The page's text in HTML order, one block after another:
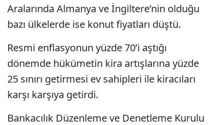
Aralarında Almanya ve İngiltere’nin olduğu
bazı ülkelerde ise konut fiyatları düştü.
Resmi enflasyonun yüzde 70’i aştığı
dönemde hükümetin kira artışlarına yüzde
25 sınırı getirmesi ev sahipleri ile kiracıları
karşı karşıya getirdi.
Bankacılık Düzenleme ve Denetleme Kurulu